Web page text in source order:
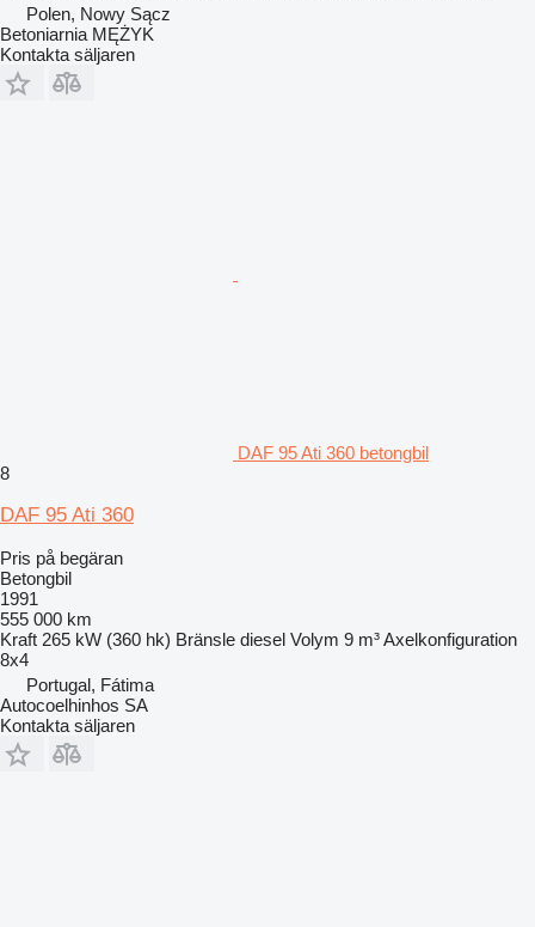
Polen, Nowy Sącz
Betoniarnia MĘŻYK
Kontakta säljaren
DAF 95 Ati 360 betongbil
8
DAF 95 Ati 360
Pris på begäran
Betongbil
1991
555 000 km
Kraft 265 kW (360 hk) Bränsle diesel Volym 9 m³Axelkonfiguration
8x4
Portugal, Fátima
Autocoelhinhos SA
Kontakta säljaren